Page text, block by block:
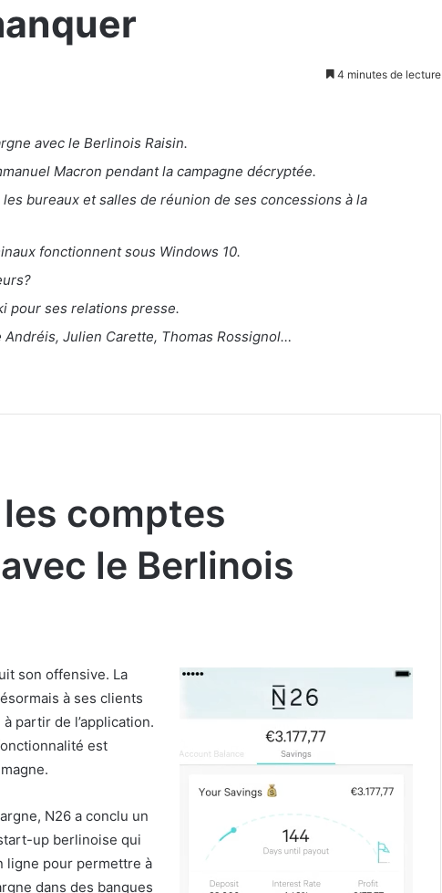
4 minutes de lecture
avec le Berlinois Raisin.
Macron pendant la campagne décryptée.
bureaux et salles de réunion de ses concessions à la
fonctionnent sous Windows 10.
pour ses relations presse.
Andréis, Julien Carette, Thomas Rossignol…
comptes
le Berlinois
son offensive. La
à ses clients
partir de l’application.
est
N26 a conclu un
up berlinoise qui
ligne pour permettre à
dans des banques